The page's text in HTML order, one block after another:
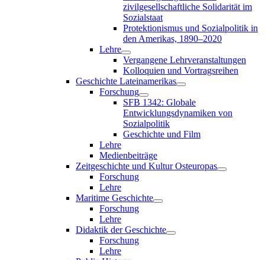
zivilgesellschaftliche Solidarität im
Sozialstaat
Protektionismus und Sozialpolitik in
den Amerikas, 1890–2020
Lehre
Vergangene Lehrveranstaltungen
Kolloquien und Vortragsreihen
Geschichte Lateinamerikas
Forschung
SFB 1342: Globale
Entwicklungsdynamiken von
Sozialpolitik
Geschichte und Film
Lehre
Medienbeiträge
Zeitgeschichte und Kultur Osteuropas
Forschung
Lehre
Maritime Geschichte
Forschung
Lehre
Didaktik der Geschichte
Forschung
Lehre